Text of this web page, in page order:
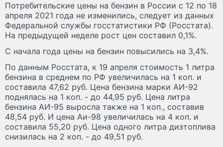
Потребительские цены на бензин в России с 12 по 18
апреля 2021 года не изменились, следует из данных
Федеральной службы госстатистики РФ (Росстата).
На предыдущей неделе рост цен составил 0,1%.
С начала года цены на бензин повысились на 3,4%.
По данным Росстата, к 19 апреля стоимость 1 литра
бензина в среднем по РФ увеличилась на 1 коп. и
составила 47,62 руб. Цена бензина марки АИ-92
поднялась на 1 коп. - до 44,95 руб. Цена литра
бензина АИ-95 выросла также на 1 коп., составив
48,54 руб. И цена Аи-98 увеличилась на 4 коп. и
составила 55,20 руб. Цена одного литра дизтоплива
снизилась на 2 коп. - до 49,51 руб.